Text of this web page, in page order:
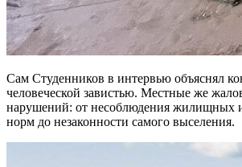
Сам Студенников в интервью объяснял
человеческой завистью. Местные же
нарушений: от несоблюдения жилищных
норм до незаконности самого выселения.